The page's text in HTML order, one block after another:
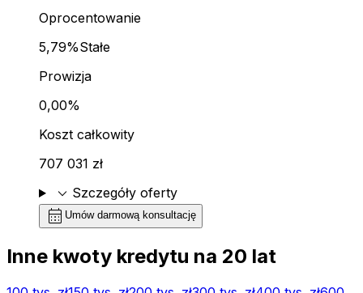
Oprocentowanie
5,79%Stałe
Prowizja
0,00%
Koszt całkowity
707 031 zł
expand_more Szczegóły oferty
calendar_month Umów darmową konsultację
Inne kwoty kredytu na 20 lat